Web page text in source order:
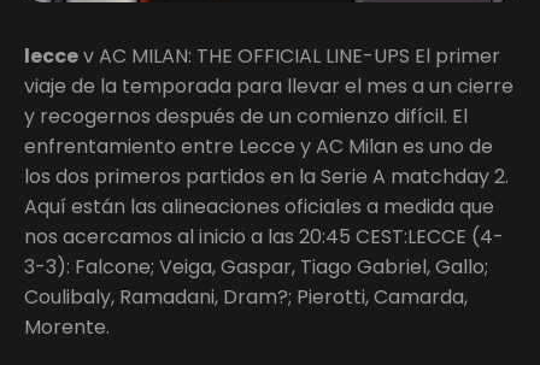
leccev AC MILAN: THE OFFICIAL LINE-UPS El primer
viaje de la temporada para llevar el mes a un cierre
y recogernos después de un comienzo difícil. El
enfrentamiento entre Lecce y AC Milan es uno de
los dos primeros partidos en la Serie A matchday 2.
Aquí están las alineaciones oficiales a medida que
nos acercamos al inicio a las 20:45 CEST:LECCE (4-
3-3): Falcone; Veiga, Gaspar, Tiago Gabriel, Gallo;
Coulibaly, Ramadani, Dram?; Pierotti, Camarda,
Morente.